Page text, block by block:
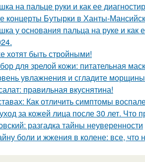
на пальце руки и как ее
концерты Бутырки в Ханты-
у основания пальца на руке и как
хотят быть стройными!
для зрелой кожи: питательная
увлажнения и сгладите
правильная вкуснятина!
Как отличить симптомы
за кожей лица после 30 лет. Что
разгадка тайны неуверенности
боли и жжения в колене: все, что